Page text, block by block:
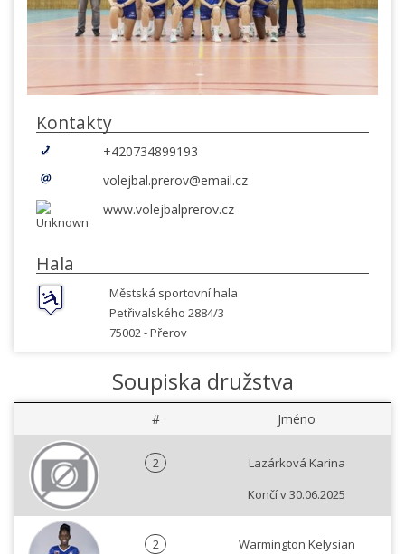
Kontakty
+420734899193
volejbal.prerov@email.cz
www.volejbalprerov.cz
Hala
Městská sportovní hala
Petřivalského 2884/3
75002 -Přerov
Soupiska družstva
# Jméno
2
Lazárková Karina
Končí v 30.06.2025
2 Warmington Kelysian